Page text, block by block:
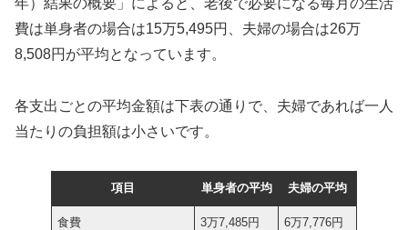
年）結果の概要」によると、老後で必要になる毎月の生活
費は単身者の場合は15万5,495円、夫婦の場合は26万
8,508円が平均となっています。
各支出ごとの平均金額は下表の通りで、夫婦であれば一人
当たりの負担額は小さいです。
項目 単身者の平均 夫婦の平均
食費 3万7,485円 6万7,776円